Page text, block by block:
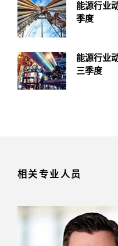
能源行业
季度
能源行业
三季度
相关专业人员